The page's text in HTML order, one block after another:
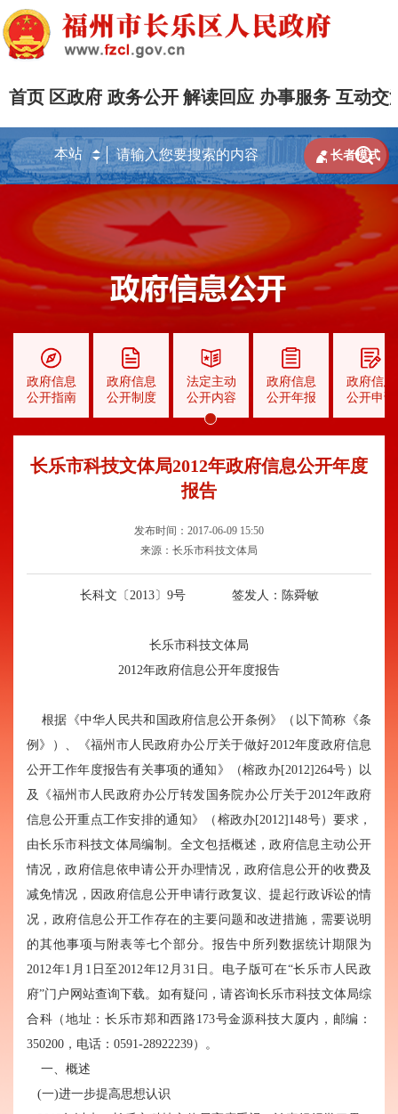
首页 区政府 政务公开 解读回应 办事服务 互动交

 长者模式
政府信息
公开指南
政府信息
公开制度
法定主动
公开内容
政府信息
公开年报
政府信息
公开申请
长乐市科技文体局2012年政府信息公开年度
报告
发布时间：2017-06-09 15:50
来源：长乐市科技文体局
长科文〔2013〕9号 签发人：陈舜敏
长乐市科技文体局
2012年政府信息公开年度报告
根据《中华人民共和国政府信息公开条例》（以下简称《条
例》）、《福州市人民政府办公厅关于做好2012年度政府信息
公开工作年度报告有关事项的通知》（榕政办[2012]264号）以
及《福州市人民政府办公厅转发国务院办公厅关于2012年政府
信息公开重点工作安排的通知》（榕政办[2012]148号）要求，
由长乐市科技文体局编制。全文包括概述，政府信息主动公开
情况，政府信息依申请公开办理情况，政府信息公开的收费及
减免情况，因政府信息公开申请行政复议、提起行政诉讼的情
况，政府信息公开工作存在的主要问题和改进措施，需要说明
的其他事项与附表等七个部分。报告中所列数据统计期限为
2012年1月1日至2012年12月31日。电子版可在“长乐市人民政
府”门户网站查询下载。如有疑问，请咨询长乐市科技文体局综
合科（地址：长乐市郑和西路173号金源科技大厦内，邮编：
350200，电话：0591-28922239）。
一、概述
(一)进一步提高思想认识